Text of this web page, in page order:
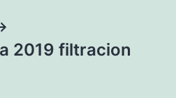
2019 filtracion